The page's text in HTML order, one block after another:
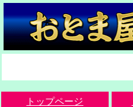
トップページ